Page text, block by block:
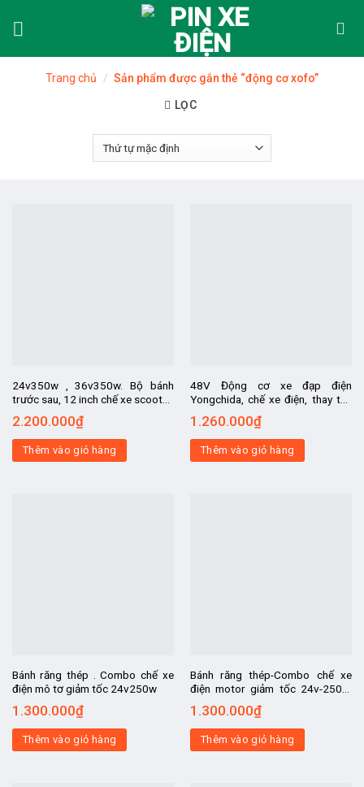
Trang chủ / Sản phẩm được gắn thẻ “động cơ xofo”
LỌC
24v350w , 36v350w. Bộ bánh
trước sau, 12 inch chế xe scooter,
bánh trước chạy tự do, bánh sau
liền mô tơ
2.200.000₫
Thêm vào giỏ hàng
48V Động cơ xe đạp điện
Yongchida, chế xe điện, thay thế
cho xe đạp điện, chuyển xe đạp
thành xe điện
1.260.000₫
Thêm vào giỏ hàng
Bánh răng thép . Combo chế xe
điện mô tơ giảm tốc 24v250w
1.300.000₫
Thêm vào giỏ hàng
Bánh răng thép-Combo chế xe
điện motor giảm tốc 24v-250w,
bánh răng hay còn gọi là nhông
bằng THÉP
1.300.000₫
Thêm vào giỏ hàng